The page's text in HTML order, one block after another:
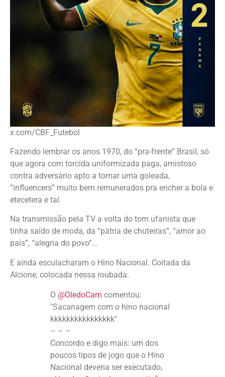
x.com/CBF_Futebol
Fazendo lembrar os anos 1970, do “pra-frente” Brasil, só
que agora com torcida uniformizada paga, amistoso
contra adversário apto a tomar uma goleada,
“influencers” muito bem remunerados pra encher a bola e
etecetera e tal.
Na transmissão pela TV a volta do tom ufanista que
tinha saído de moda, da “pátria de chuteiras”, “amor ao
país”, “alegria do povo”…
E ainda esculacharam o Hino Nacional. Coitada da
Alcione, colocada nessa roubada.
O @OledoCam comentou:
"Sacanagem com o hino nacional
kkkkkkkkkkkkkkkk"
– – –
Concordo e digo mais: um dos
poucos tipos de jogo que o Hino
Nacional deveria ser executado,